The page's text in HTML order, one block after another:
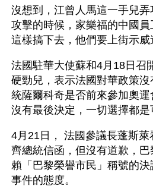
沒想到，江曾人馬這一手兒
攻擊的時候，家樂福的中國
這樣搞下去，他們要上街示威
法國駐華大使蘇和4月18日召
硬勁兒，表示法國對華政策
統薩爾科奇是否前來參加奧
沒有最後決定，一切選擇都是
4月21日， 法國參議長蓬斯
齊總統信函，但沒有道歉，
賴「巴黎榮譽市民」稱號的決
事件的態度。